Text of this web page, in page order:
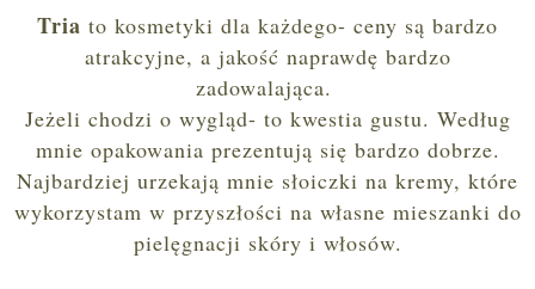
Tria to kosmetyki dla każdego- ceny są bardzo
atrakcyjne, a jakość naprawdę bardzo
zadowalająca.
Jeżeli chodzi o wygląd- to kwestia gustu. Według
mnie opakowania prezentują się bardzo dobrze.
Najbardziej urzekają mnie słoiczki na kremy, które
wykorzystam w przyszłości na własne mieszanki do
pielęgnacji skóry i włosów.